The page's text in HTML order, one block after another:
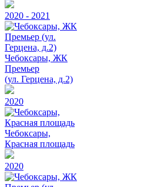
2020 - 2021
Чебоксары, ЖК
Премьер
(ул. Герцена, д.2)
2020
Чебоксары,
Красная площадь
2020